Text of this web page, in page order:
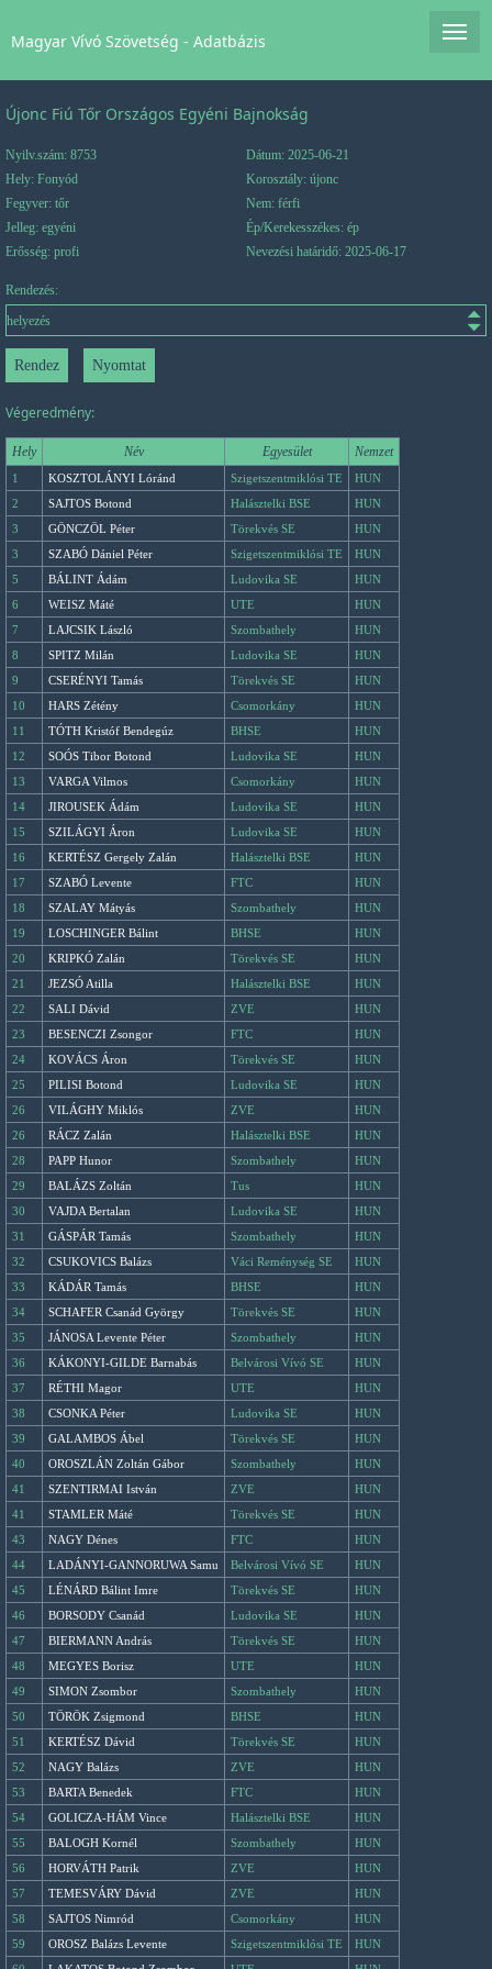
Magyar Vívó Szövetség - Adatbázis
Újonc Fiú Tőr Országos Egyéni Bajnokság
Nyilv.szám: 8753
Dátum: 2025-06-21
Hely: Fonyód
Korosztály: újonc
Fegyver: tőr
Nem: férfi
Jelleg: egyéni
Ép/Kerekesszékes: ép
Erősség: profi
Nevezési határidő: 2025-06-17
Rendezés:
Végeredmény:
Hely Név Egyesület Nemzet
1 KOSZTOLÁNYI Lóránd Szigetszentmiklósi TE
HUN
2
SAJTOS Botond Halásztelki BSE
HUN
3
GÖNCZÖL Péter Törekvés SE
HUN
3
SZABÓ Dániel Péter Szigetszentmiklósi TE
HUN
5
BÁLINT Ádám Ludovika SE
HUN
6
WEISZ Máté UTE
HUN
7
LAJCSIK László Szombathely
HUN
8
SPITZ Milán Ludovika SE
HUN
9
CSERÉNYI Tamás Törekvés SE
HUN
10
HARS Zétény Csomorkány
HUN
11
TÓTH Kristóf Bendegúz BHSE
HUN
12
SOÓS Tibor Botond Ludovika SE
HUN
13
VARGA Vilmos Csomorkány
HUN
14
JIROUSEK Ádám Ludovika SE
HUN
15
SZILÁGYI Áron Ludovika SE
HUN
16
KERTÉSZ Gergely Zalán Halásztelki BSE
HUN
17
SZABÓ Levente FTC
HUN
18
SZALAY Mátyás Szombathely
HUN
19
LOSCHINGER Bálint BHSE
HUN
20
KRIPKÓ Zalán Törekvés SE
HUN
21
JEZSÓ Atilla Halásztelki BSE
HUN
22
SALI Dávid ZVE
HUN
23
BESENCZI Zsongor FTC
HUN
24
KOVÁCS Áron Törekvés SE
HUN
25
PILISI Botond Ludovika SE
HUN
26
VILÁGHY Miklós ZVE
HUN
26
RÁCZ Zalán Halásztelki BSE
HUN
28
PAPP Hunor Szombathely
HUN
29
BALÁZS Zoltán Tus
HUN
30
VAJDA Bertalan Ludovika SE
HUN
31
GÁSPÁR Tamás Szombathely
HUN
32
CSUKOVICS Balázs Váci Reménység SE
HUN
33
KÁDÁR Tamás BHSE
HUN
34
SCHAFER Csanád György Törekvés SE
HUN
35
JÁNOSA Levente Péter Szombathely
HUN
36
KÁKONYI-GILDE Barnabás Belvárosi Vívó SE
HUN
37
RÉTHI Magor UTE
HUN
38
CSONKA Péter Ludovika SE
HUN
39
GALAMBOS Ábel Törekvés SE
HUN
40
OROSZLÁN Zoltán Gábor Szombathely
HUN
41
SZENTIRMAI István ZVE
HUN
41
STAMLER Máté Törekvés SE
HUN
43
NAGY Dénes FTC
HUN
44
LADÁNYI-GANNORUWA Samu Belvárosi Vívó SE
HUN
45
LÉNÁRD Bálint Imre Törekvés SE
HUN
46
BORSODY Csanád Ludovika SE
HUN
47
BIERMANN András Törekvés SE
HUN
48
MEGYES Borisz UTE
HUN
49
SIMON Zsombor Szombathely
HUN
50
TÖRÖK Zsigmond BHSE
HUN
51
KERTÉSZ Dávid Törekvés SE
HUN
52
NAGY Balázs ZVE
HUN
53
BARTA Benedek FTC
HUN
54
GOLICZA-HÁM Vince Halásztelki BSE
HUN
55
BALOGH Kornél Szombathely
HUN
56
HORVÁTH Patrik ZVE
HUN
57
TEMESVÁRY Dávid ZVE
HUN
58
SAJTOS Nimród Csomorkány
HUN
59
OROSZ Balázs Levente Szigetszentmiklósi TE
HUN